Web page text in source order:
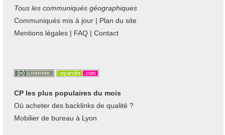
Tous les communiqués géographiques
Communiqués mis à jour | Plan du site
Mentions légales | FAQ | Contact
CP les plus populaires du mois
Où acheter des backlinks de qualité ?
Mobilier de bureau à Lyon